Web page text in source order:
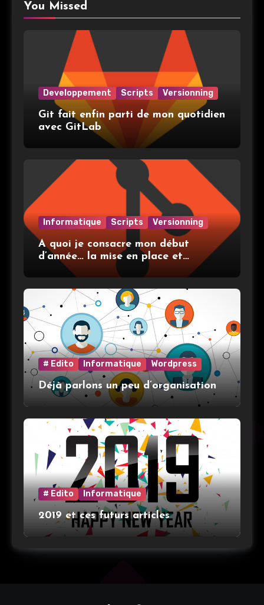
You Missed
Developpement Scripts Versionning
Git fait enfin parti de mon quotidien
avec GitLab
Informatique Scripts Versionning
A quoi je consacre mon début
d’année… la mise en place et
l’utilisation de git
# Edito Informatique Wordpress
Déjà parlons un peu d’organisation
# Edito Informatique
2019 et ces futurs articles